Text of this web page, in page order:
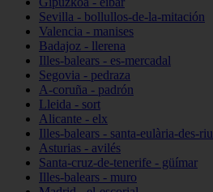
Sevilla - bollullos-de-la-mitación
Valencia - manises
Badajoz - llerena
Illes-balears - es-mercadal
Segovia - pedraza
A-coruña - padrón
Lleida - sort
Alicante - elx
Illes-balears - santa-eulària-des-riu
Asturias - avilés
Santa-cruz-de-tenerife - güímar
Illes-balears - muro